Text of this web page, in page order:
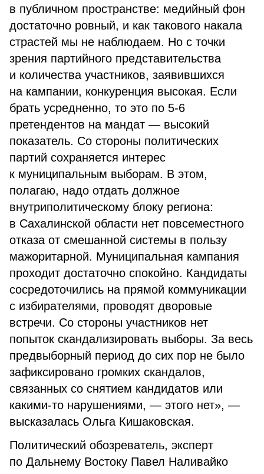
в публичном пространстве: медийный фон
достаточно ровный, и как такового накала
страстей мы не наблюдаем. Но с точки
зрения партийного представительства
и количества участников, заявившихся
на кампании, конкуренция высокая. Если
брать усредненно, то это по 5-6
претендентов на мандат — высокий
показатель. Со стороны политических
партий сохраняется интерес
к муниципальным выборам. В этом,
полагаю, надо отдать должное
внутриполитическому блоку региона:
в Сахалинской области нет повсеместного
отказа от смешанной системы в пользу
мажоритарной. Муниципальная кампания
проходит достаточно спокойно. Кандидаты
сосредоточились на прямой коммуникации
с избирателями, проводят дворовые
встречи. Со стороны участников нет
попыток скандализировать выборы. За весь
предвыборный период до сих пор не было
зафиксировано громких скандалов,
связанных со снятием кандидатов или
какими-то нарушениями, — этого нет», —
высказалась Ольга Кишаковская.
Политический обозреватель, эксперт
по Дальнему Востоку Павел Наливайко